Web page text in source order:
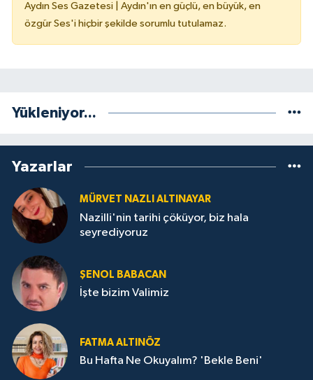
Aydın Ses Gazetesi | Aydın'ın en güçlü, en büyük, en
özgür Ses'i hiçbir şekilde sorumlu tutulamaz.
Yükleniyor...
Yazarlar
MÜRVET NAZLI ALTINAYAR
Nazilli'nin tarihi çöküyor, biz hala
seyrediyoruz
ŞENOL BABACAN
İşte bizim Valimiz
FATMA ALTINÖZ
Bu Hafta Ne Okuyalım? 'Bekle Beni'